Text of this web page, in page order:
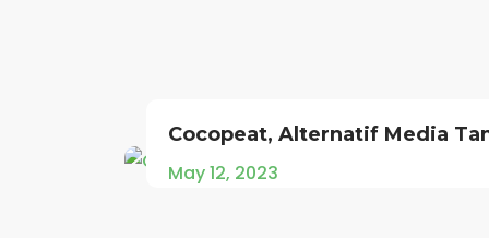
Cocopeat, Alternatif Media
May 12, 2023